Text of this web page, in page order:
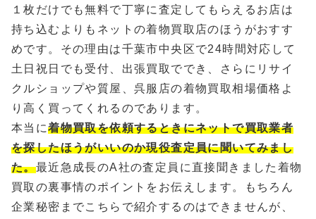
１枚だけでも無料で丁寧に査定してもらえるお店は
持ち込むよりもネットの着物買取店のほうがおすす
めです。その理由は千葉市中央区で24時間対応して
土日祝日でも受付、出張買取ででき、さらにリサイ
クルショップや質屋、呉服店の着物買取相場価格よ
り高く買ってくれるのであります。
本当に着物買取を依頼するときにネットで買取業者
を探したほうがいいのか現役査定員に聞いてみまし
た。最近急成長のA社の査定員に直接聞きました着物
買取の裏事情のポイントをお伝えします。もちろん
企業秘密までこちらで紹介するのはできませんが、